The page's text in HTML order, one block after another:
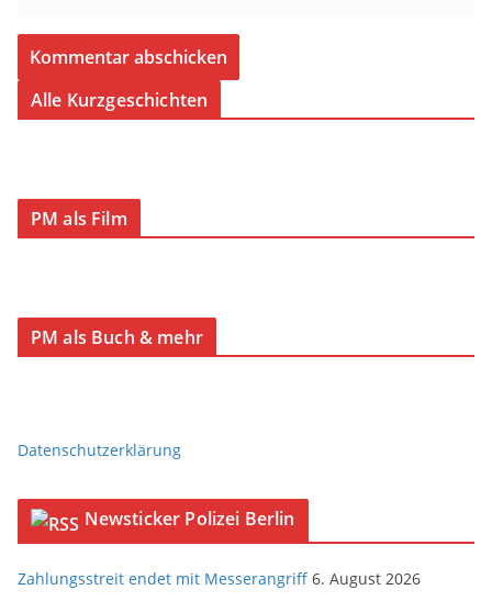
Alle Kurzgeschichten
PM als Film
PM als Buch & mehr
Datenschutzerklärung
Newsticker Polizei Berlin
Zahlungsstreit endet mit Messerangriff 6. August 2026